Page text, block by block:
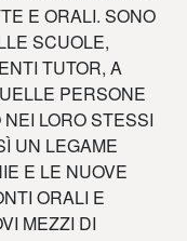
E ORALI. SONO
SCUOLE,
TUTOR, A
PERSONE
LORO STESSI
UN LEGAME
E LE NUOVE
ORALI E
MEZZI DI